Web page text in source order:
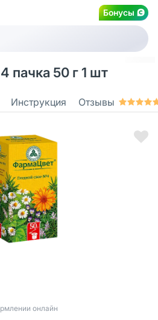
Бонусы
пачка 50 г 1 шт
Инструкция Отзывы
онлайн